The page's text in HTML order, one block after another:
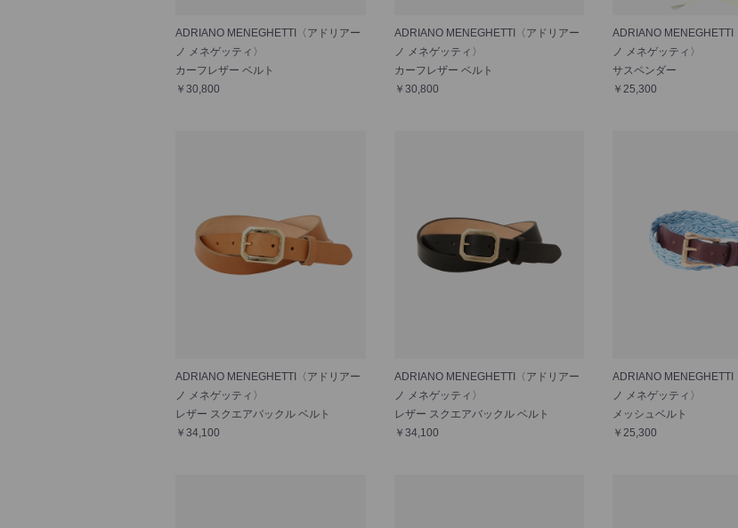
ADRIANO MENEGHETTI〈アドリアー
ノ メネゲッティ〉
カーフレザー ベルト
￥30,800
ADRIANO MENEGHETTI〈アドリアー
ノ メネゲッティ〉
カーフレザー ベルト
￥30,800
ADRIANO MENEGHETTI
ノ メネゲッティ〉
サスペンダー
￥25,300
ADRIANO MENEGHETTI〈アドリアー
ノ メネゲッティ〉
レザー スクエアバックル ベルト
￥34,100
ADRIANO MENEGHETTI〈アドリアー
ノ メネゲッティ〉
レザー スクエアバックル ベルト
￥34,100
ADRIANO MENEGHETTI
ノ メネゲッティ〉
メッシュベルト
￥25,300